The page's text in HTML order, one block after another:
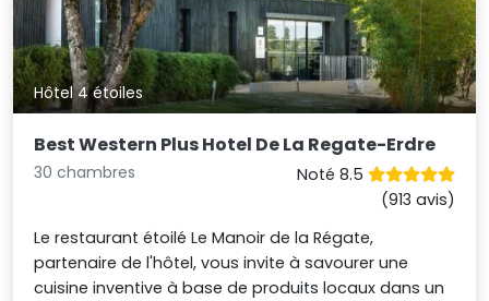
Hôtel 4 étoiles
Best Western Plus Hotel De La Regate-Erdre
30 chambres
Noté 8.5
(913 avis)
Le restaurant étoilé Le Manoir de la Régate,
partenaire de l'hôtel, vous invite à savourer une
cuisine inventive à base de produits locaux dans un